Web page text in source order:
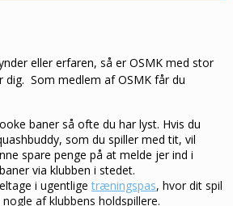
eller erfaren, så er OSMK med stor
dig. Som medlem af OSMK får du
baner så ofte du har lyst. Hvis du
som du spiller med tit, vil
spare penge på at melde jer ind i
via klubben i stedet.
i ugentligetræningspas, hvor dit spil
af klubbens holdspillere.